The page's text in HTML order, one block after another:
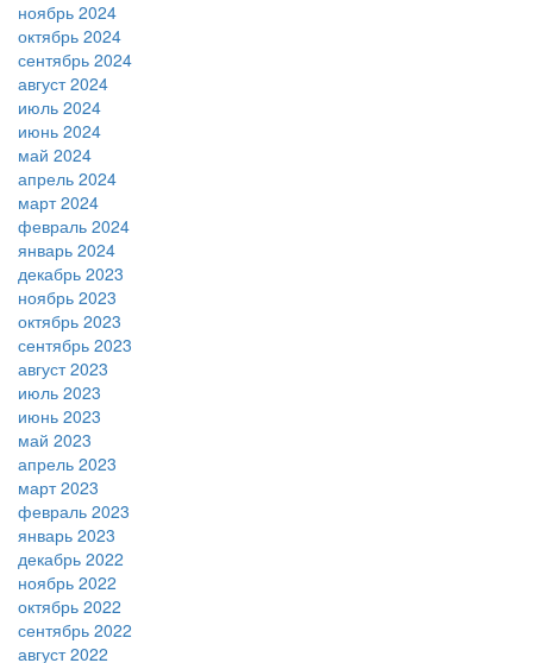
ноябрь 2024
октябрь 2024
сентябрь 2024
август 2024
июль 2024
июнь 2024
май 2024
апрель 2024
март 2024
февраль 2024
январь 2024
декабрь 2023
ноябрь 2023
октябрь 2023
сентябрь 2023
август 2023
июль 2023
июнь 2023
май 2023
апрель 2023
март 2023
февраль 2023
январь 2023
декабрь 2022
ноябрь 2022
октябрь 2022
сентябрь 2022
август 2022